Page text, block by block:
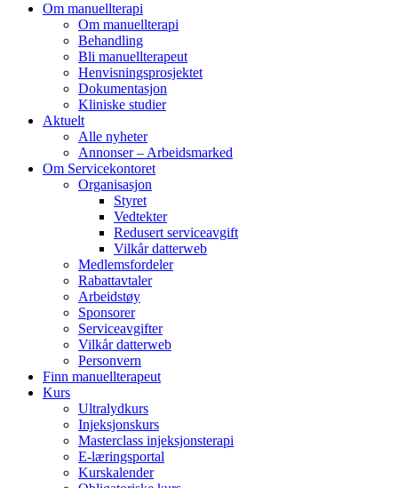
Om manuellterapi
Om manuellterapi
Behandling
Bli manuellterapeut
Henvisningsprosjektet
Dokumentasjon
Kliniske studier
Aktuelt
Alle nyheter
Annonser – Arbeidsmarked
Om Servicekontoret
Organisasjon
Styret
Vedtekter
Redusert serviceavgift
Vilkår datterweb
Medlemsfordeler
Rabattavtaler
Arbeidstøy
Sponsorer
Serviceavgifter
Vilkår datterweb
Personvern
Finn manuellterapeut
Kurs
Ultralydkurs
Injeksjonskurs
Masterclass injeksjonsterapi
E-læringsportal
Kurskalender